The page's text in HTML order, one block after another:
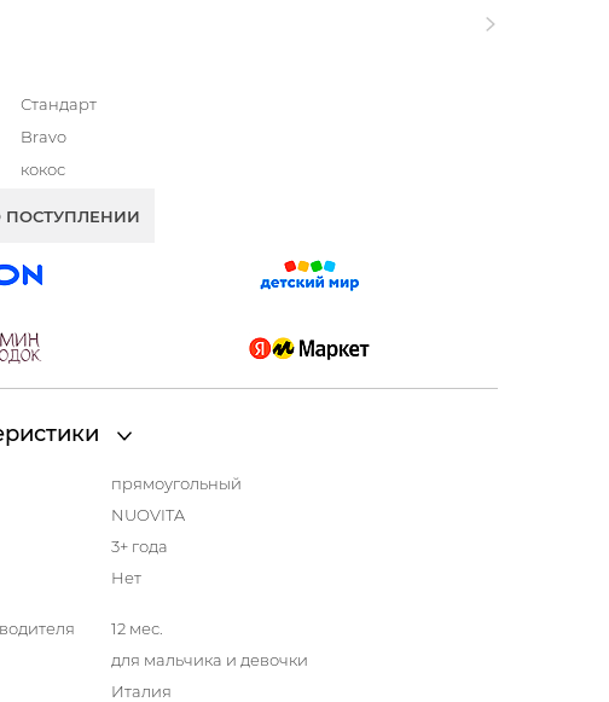
Стандарт
Bravo
кокос
прямоугольный
NUOVITA
3+ года
Нет
12 мес.
для мальчика и девочки
Италия